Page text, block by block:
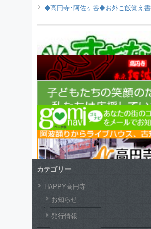
◆高円寺･阿佐ヶ谷◆お外ご飯覚え書
カテゴリー
HAPPY高円寺
お知らせ
発行情報